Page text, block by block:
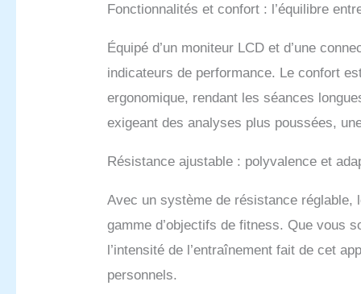
La
vous
Fonctionnalités et confort : l’équilibre
Équipé d’un moniteur LCD et d’une
indicateurs de performance. Le confort
ergonomique, rendant les séances
exigeant des analyses plus poussées,
Résistance ajustable : polyvalence et
Avec un système de résistance réglable,
gamme d’objectifs de fitness. Que vous
l’intensité de l’entraînement fait de cet
personnels.